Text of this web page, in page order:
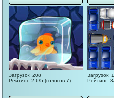
Загрузок: 208
Рейтинг: 2.6/5 (голосов 7)
Загрузок:
Рейтинг: